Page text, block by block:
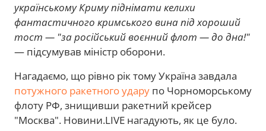
українському Криму піднімати келихи
фантастичного кримського вина під хороший
тост — "за російський воєнний флот — до дна!"
— підсумував міністр оборони.
Нагадаємо, що рівно рік тому Україна завдала
потужного ракетного удару по Чорноморському
флоту РФ, знищивши ракетний крейсер
"Москва". Новини.LIVE нагадують, як це було.